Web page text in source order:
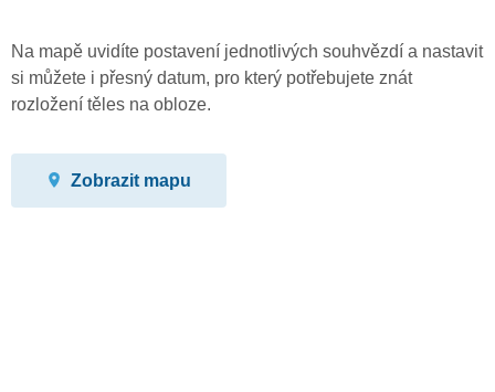
Na mapě uvidíte postavení jednotlivých souhvězdí a nastavit
si můžete i přesný datum, pro který potřebujete znát
rozložení těles na obloze.
Zobrazit mapu